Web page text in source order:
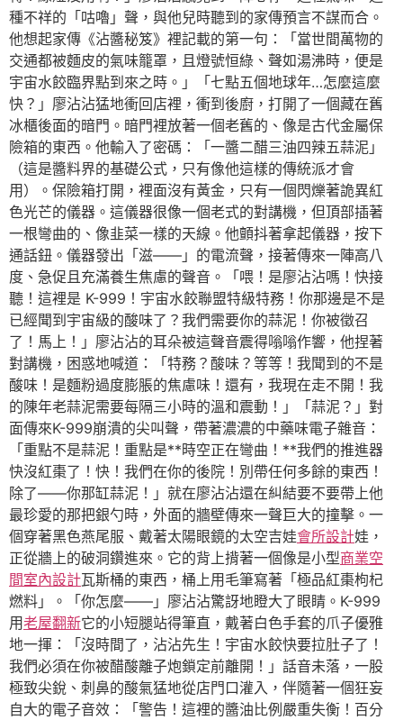
種不祥的「咕嚕」聲，與他兒時聽到的家傳預言不謀而合。
他想起家傳《沾醬秘笈》裡記載的第一句：「當世間萬物的
交通都被麵皮的氣味籠罩，且燈號恒綠、聲如湯沸時，便是
宇宙水餃臨界點到來之時。」「七點五個地球年…怎麼這麼
快？」廖沾沾猛地衝回店裡，衝到後廚，打開了一個藏在舊
冰櫃後面的暗門。暗門裡放著一個老舊的、像是古代金屬保
險箱的東西。他輸入了密碼：「一醬二醋三油四辣五蒜泥」
（這是醬料界的基礎公式，只有像他這樣的傳統派才會
用）。保險箱打開，裡面沒有黃金，只有一個閃爍著詭異紅
色光芒的儀器。這儀器很像一個老式的對講機，但頂部插著
一根彎曲的、像韭菜一樣的天線。他顫抖著拿起儀器，按下
通話鈕。儀器發出「滋——」的電流聲，接著傳來一陣高八
度、急促且充滿養生焦慮的聲音。「喂！是廖沾沾嗎！快接
聽！這裡是 K-999！宇宙水餃聯盟特級特務！你那邊是不是
已經聞到宇宙級的酸味了？我們需要你的蒜泥！你被徵召
了！馬上！」廖沾沾的耳朵被這聲音震得嗡嗡作響，他捏著
對講機，困惑地喊道：「特務？酸味？等等！我聞到的不是
酸味！是麵粉過度膨脹的焦慮味！還有，我現在走不開！我
的陳年老蒜泥需要每隔三小時的溫和震動！」「蒜泥？」對
面傳來K-999崩潰的尖叫聲，帶著濃濃的中藥味電子雜音：
「重點不是蒜泥！重點是**時空正在彎曲！**我們的推進器
快沒紅棗了！快！我們在你的後院！別帶任何多餘的東西！
除了——你那缸蒜泥！」就在廖沾沾還在糾結要不要帶上他
最珍愛的那把銀勺時，外面的牆壁傳來一聲巨大的撞擊。一
個穿著黑色燕尾服、戴著太陽眼鏡的太空吉娃會所設計娃，
正從牆上的破洞鑽進來。它的背上揹著一個像是小型商業空
間室內設計瓦斯桶的東西，桶上用毛筆寫著「極品紅棗枸杞
燃料」。「你怎麼——」廖沾沾驚訝地瞪大了眼睛。K-999
用老屋翻新它的小短腿站得筆直，戴著白色手套的爪子優雅
地一揮：「沒時間了，沾沾先生！宇宙水餃快要拉肚子了！
我們必須在你被醋酸離子炮鎖定前離開！」話音未落，一股
極致尖銳、刺鼻的酸氣猛地從店門口灌入，伴隨著一個狂妄
自大的電子音效：「警告！這裡的醬油比例嚴重失衡！百分